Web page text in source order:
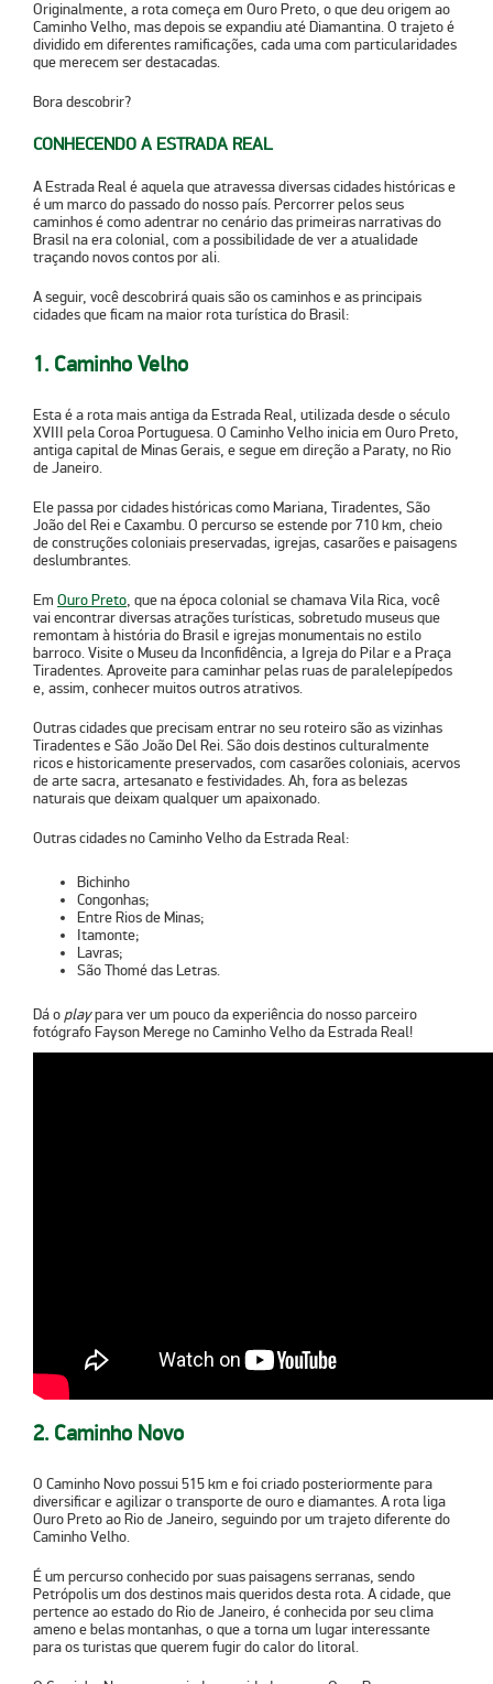
Originalmente, a rota começa em Ouro Preto, o que deu origem ao
Caminho Velho, mas depois se expandiu até Diamantina. O trajeto é
dividido em diferentes ramificações, cada uma com particularidades
que merecem ser destacadas.
Bora descobrir?
CONHECENDO A ESTRADA REAL
A Estrada Real é aquela que atravessa diversas cidades históricas e
é um marco do passado do nosso país. Percorrer pelos seus
caminhos é como adentrar no cenário das primeiras narrativas do
Brasil na era colonial, com a possibilidade de ver a atualidade
traçando novos contos por ali.
A seguir, você descobrirá quais são os caminhos e as principais
cidades que ficam na maior rota turística do Brasil:
1. Caminho Velho
Esta é a rota mais antiga da Estrada Real, utilizada desde o século
XVIII pela Coroa Portuguesa. O Caminho Velho inicia em Ouro Preto,
antiga capital de Minas Gerais, e segue em direção a Paraty, no Rio
de Janeiro.
Ele passa por cidades históricas como Mariana, Tiradentes, São
João del Rei e Caxambu. O percurso se estende por 710 km, cheio
de construções coloniais preservadas, igrejas, casarões e paisagens
deslumbrantes.
Em Ouro Preto, que na época colonial se chamava Vila Rica, você
vai encontrar diversas atrações turísticas, sobretudo museus que
remontam à história do Brasil e igrejas monumentais no estilo
barroco. Visite o Museu da Inconfidência, a Igreja do Pilar e a Praça
Tiradentes. Aproveite para caminhar pelas ruas de paralelepípedos
e, assim, conhecer muitos outros atrativos.
Outras cidades que precisam entrar no seu roteiro são as vizinhas
Tiradentes e São João Del Rei. São dois destinos culturalmente
ricos e historicamente preservados, com casarões coloniais, acervos
de arte sacra, artesanato e festividades. Ah, fora as belezas
naturais que deixam qualquer um apaixonado.
Outras cidades no Caminho Velho da Estrada Real:
Bichinho
Congonhas;
Entre Rios de Minas;
Itamonte;
Lavras;
São Thomé das Letras.
Dá oplaypara ver um pouco da experiência do nosso parceiro
fotógrafo Fayson Merege no Caminho Velho da Estrada Real!
2. Caminho Novo
O Caminho Novo possui 515 km e foi criado posteriormente para
diversificar e agilizar o transporte de ouro e diamantes. A rota liga
Ouro Preto ao Rio de Janeiro, seguindo por um trajeto diferente do
Caminho Velho.
É um percurso conhecido por suas paisagens serranas, sendo
Petrópolis um dos destinos mais queridos desta rota. A cidade, que
pertence ao estado do Rio de Janeiro, é conhecida por seu clima
ameno e belas montanhas, o que a torna um lugar interessante
para os turistas que querem fugir do calor do litoral.